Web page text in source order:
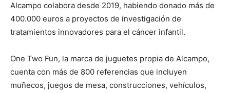
Alcampo colabora desde 2019, habiendo donado más de
400.000 euros a proyectos de investigación de
tratamientos innovadores para el cáncer infantil.
One Two Fun, la marca de juguetes propia de Alcampo,
cuenta con más de 800 referencias que incluyen
muñecos, juegos de mesa, construcciones, vehículos,